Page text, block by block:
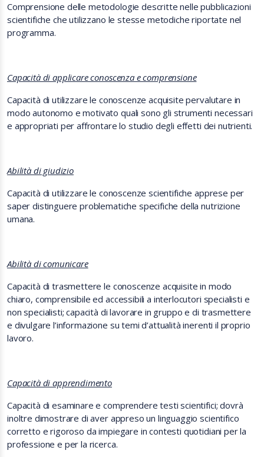
Comprensione delle metodologie descritte nelle pubblicazioni
scientifiche che utilizzano le stesse metodiche riportate nel
programma.
Capacità di applicare conoscenza e comprensione
Capacità di utilizzare le conoscenze acquisite pervalutare in
modo autonomo e motivato quali sono gli strumenti necessari
e appropriati per affrontare lo studio degli effetti dei nutrienti.
Abilità di giudizio
Capacità di utilizzare le conoscenze scientifiche apprese per
saper distinguere problematiche specifiche della nutrizione
umana.
Abilità di comunicare
Capacità di trasmettere le conoscenze acquisite in modo
chiaro, comprensibile ed accessibilia interlocutori specialisti e
non specialisti; capacità di lavorare in gruppo e di trasmettere
e divulgare l’informazione su temi d’attualità inerenti il proprio
lavoro.
Capacità di apprendimento
Capacità di esaminare e comprendere testi scientifici; dovrà
inoltre dimostrare di aver appreso un linguaggio scientifico
corretto e rigoroso da impiegare in contesti quotidiani per la
professione e per la ricerca.